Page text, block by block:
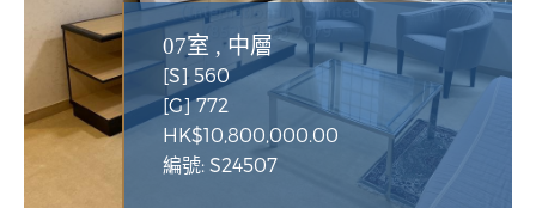
07室 , 中層
[S] 560
[G] 772
HK$10,800,000.00
編號: S24507